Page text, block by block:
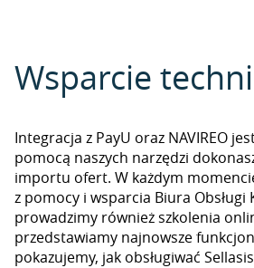
Wsparcie
Integracja z PayU oraz NAVIREO
pomocą naszych narzędzi
importu ofert. W każdym
z pomocy i wsparcia Biura Obsługi
prowadzimy również szkolenia
przedstawiamy najnowsze
pokazujemy, jak obsługiwać